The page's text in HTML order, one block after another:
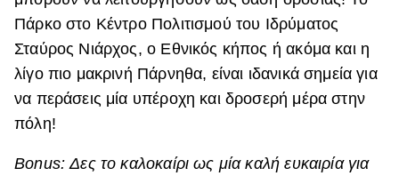
Πάρκο στο Κέντρο Πολιτισμού του Ιδρύματος
Σταύρος Νιάρχος, ο Εθνικός κήπος ή ακόμα και η
λίγο πιο μακρινή Πάρνηθα, είναι ιδανικά σημεία για
να περάσεις μία υπέροχη και δροσερή μέρα στην
πόλη!
Bonus:Δες το καλοκαίρι ως μία καλή ευκαιρία για